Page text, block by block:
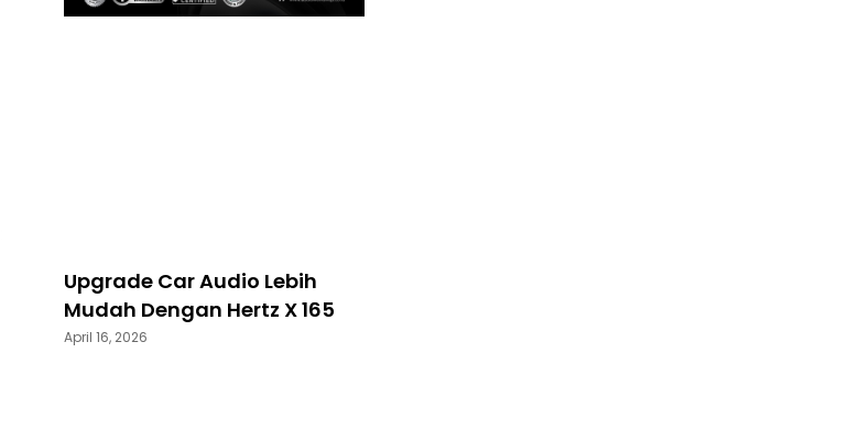
Upgrade Car Audio Lebih
Mudah Dengan Hertz X 165
April 16, 2026